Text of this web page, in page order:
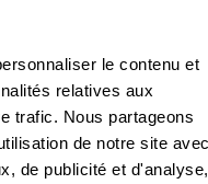
le contenu et
relatives aux
trafic. Nous partageons
de notre site
de publicité et d'analyse,
de leur tarif
an
en termes
par Greenpeace